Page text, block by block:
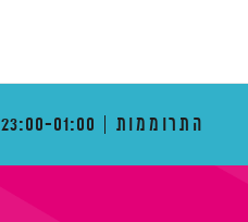
התרוממות 23:00-01:00